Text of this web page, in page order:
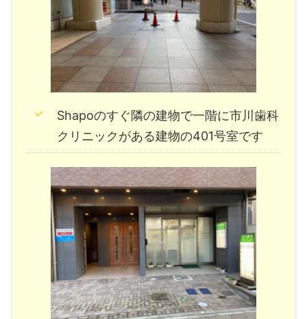
Shapoのすぐ隣の建物で一階に市川歯科
クリニックがある建物の401号室です